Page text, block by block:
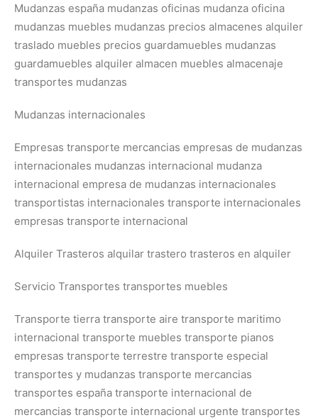
Mudanzas españa mudanzas oficinas mudanza oficina
mudanzas muebles mudanzas precios almacenes alquiler
traslado muebles precios guardamuebles mudanzas
guardamuebles alquiler almacen muebles almacenaje
transportes mudanzas
Mudanzas internacionales
Empresas transporte mercancias empresas de mudanzas
internacionales mudanzas internacional mudanza
internacional empresa de mudanzas internacionales
transportistas internacionales transporte internacionales
empresas transporte internacional
Alquiler Trasteros alquilar trastero trasteros en alquiler
Servicio Transportes transportes muebles
Transporte tierra transporte aire transporte maritimo
internacional transporte muebles transporte pianos
empresas transporte terrestre transporte especial
transportes y mudanzas transporte mercancias
transportes españa transporte internacional de
mercancias transporte internacional urgente transportes